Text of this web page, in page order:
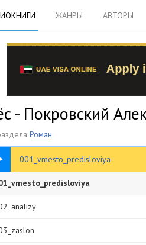
ЖАНРЫ АВТОРЫ
- Покровский
Роман
001_vmesto_predisloviya